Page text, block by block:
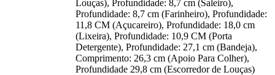
Louças), Profundidade: 8,7 cm (Saleiro),
Profundidade: 8,7 cm (Farinheiro), Profundidade:
11,8 CM (Açucareiro), Profundidade: 18,0 cm
(Lixeira), Profundidade: 10,9 CM (Porta
Detergente), Profundidade: 27,1 cm (Bandeja),
Comprimento: 26,3 cm (Apoio Para Colher),
Profundidade 29,8 cm (Escorredor de Louças)